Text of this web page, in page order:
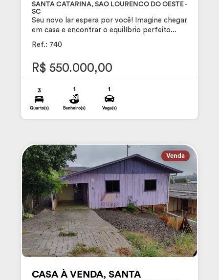
SANTA CATARINA, SAO LOURENCO DO OESTE -
SC
Seu novo lar espera por você! Imagine chegar
em casa e encontrar o equilíbrio perfeito...
Ref.: 740
R$ 550.000,00
3
Quarto(s)
1
Banheiro(s)
1
Vaga(s)
Venda
CASA À VENDA, SANTA